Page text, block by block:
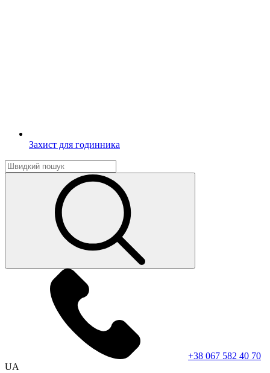
Захист для годинника
+38 067 582 40 70
UA